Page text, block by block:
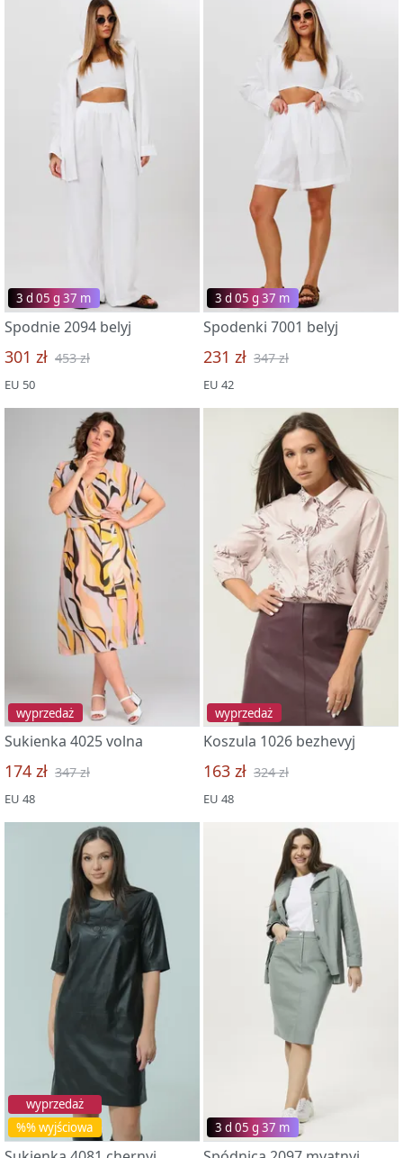
3 d 05 g 37 m
Spodnie 2094 belyj
301 zł 453 zł
EU 50
3 d 05 g 37 m
Spodenki 7001 belyj
231 zł 347 zł
EU 42
wyprzedaż
Sukienka 4025 volna
174 zł 347 zł
EU 48
wyprzedaż
Koszula 1026 bezhevyj
163 zł 324 zł
EU 48
%% wyjściowa
wyprzedaż
3 d 05 g 37 m